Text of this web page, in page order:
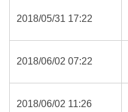
2018/05/31 17:22
2018/06/02 07:22
2018/06/02 11:26